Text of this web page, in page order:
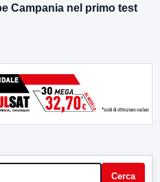
Campania nel primo test
Cerca